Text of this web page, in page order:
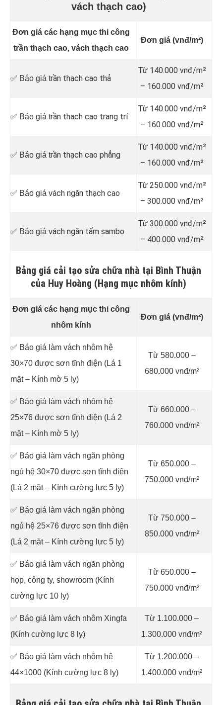
vách thạch cao)
Đơn giá các hạng mục thi công
trần thạch cao, vách thạch cao
Đơn giá (vnđ/m²)
✅ Báo giá trần thạch cao thả
Từ 140.000 vnđ/m²
– 160.000 vnđ/m²
✅ Báo giá trần thạch cao trang trí
Từ 140.000 vnđ/m²
– 160.000 vnđ/m²
✅ Báo giá trần thạch cao phẳng
Từ 140.000 vnđ/m²
– 160.000 vnđ/m²
✅ Báo giá vách ngăn thạch cao
Từ 250.000 vnđ/m²
– 300.000 vnđ/m²
✅ Báo giá vách ngăn tấm sambo
Từ 300.000 vnđ/m²
– 400.000 vnđ/m²
Bảng giá cải tạo sửa chữa nhà tại Bình Thuận
của Huy Hoàng (Hạng mục nhôm kính)
Đơn giá các hạng mục thi công
nhôm kính
Đơn giá (vnđ/m²)
✅ Báo giá làm vách nhôm hệ
30×70 được sơn tĩnh điện (Lá 1
mặt – Kính mờ 5 ly)
Từ 580.000 –
680.000 vnđ/m²
✅ Báo giá làm vách nhôm hệ
25×76 được sơn tĩnh điện (Lá 2
mặt – Kính mờ 5 ly)
Từ 660.000 –
760.000 vnđ/m²
✅ Báo giá làm vách ngăn phòng
ngủ hệ 30×70 được sơn tĩnh điện
(Lá 2 mặt – Kính cường lực 5 ly)
Từ 650.000 –
750.000 vnđ/m²
✅ Báo giá làm vách ngăn phòng
ngủ hệ 25×76 được sơn tĩnh điện
(Lá 2 mặt – Kính cường lực 5 ly)
Từ 750.000 –
850.000 vnđ/m²
✅ Báo giá làm vách ngăn phòng
họp, công ty, showroom (Kính
cường lực 10 ly)
Từ 650.000 –
750.000 vnđ/m²
✅ Báo giá làm vách nhôm Xingfa
(Kính cường lực 8 ly)
Từ 1.100.000 –
1.300.000 vnđ/m²
✅ Báo giá làm vách nhôm hệ
44×1000 (Kính cường lực 8 ly)
Từ 1.200.000 –
1.400.000 vnđ/m²